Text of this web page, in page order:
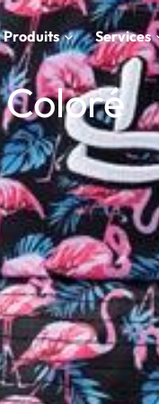
Produits Services
Coloré